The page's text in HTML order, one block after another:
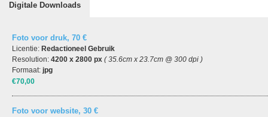
Digitale Downloads
Foto voor druk, 70 €
Licentie: Redactioneel Gebruik
Resolution: 4200 x 2800 px ( 35.6cm x 23.7cm @ 300 dpi )
Formaat: jpg
€70,00
Foto voor website, 30 €